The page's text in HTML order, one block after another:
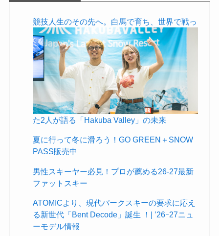
競技人生のその先へ。白馬で育ち、世界で戦っ
た2人が語る「Hakuba Valley」の未来
夏に行って冬に滑ろう！GO GREEN＋SNOW
PASS販売中
男性スキーヤー必見！プロが薦める26-27最新
ファットスキー
ATOMICより、現代パークスキーの要求に応え
る新世代「Bent Decode」誕生 ！| ’26ｰ27ニュ
ーモデル情報